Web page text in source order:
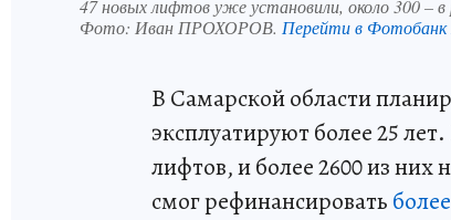
47 новых лифтов уже установили, около 300 –
Фото: Иван ПРОХОРОВ. Перейти в
В Самарской области
эксплуатируют более 25
лифтов, и более 2600 из них
смог рефинансировать